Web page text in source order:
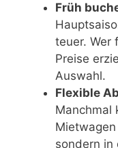
Früh
teuer. Wer
Preise
Auswahl.
Flexible
Manchmal
sondern in